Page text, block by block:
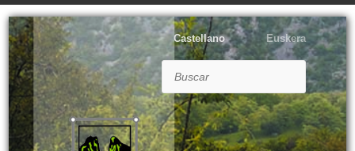
Castellano Euskera